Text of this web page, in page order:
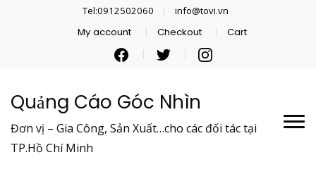
Tel:0912502060 info@tovi.vn
My account Checkout Cart
Quảng Cáo Góc Nhìn
Đơn vị – Gia Công, Sản Xuất…cho các đối tác tại
TP.Hồ Chí Minh